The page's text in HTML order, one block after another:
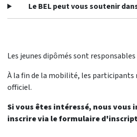
Le BEL peut vous soutenir
Les jeunes dipômés sont
À la fin de la mobilité, les
officiel.
Si vous êtes intéressé, nous vous
inscrire via le formulaire